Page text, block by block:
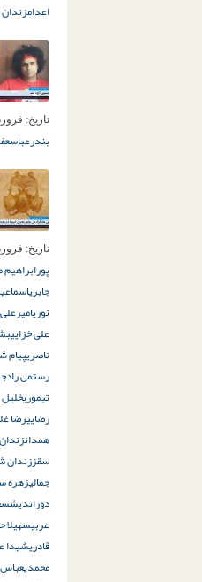
اعدامزندان
تاریخ: فروردین
بندرعباس
تاریخ: فروردین
پورابراهیم
جابری
نوری
علی خزایی
ناصریپیام
رستمی راد
تیموریخلیل
رضاییرضا
همدان
سقززندان
جمالیزهره
دوراندیش
عربیسهیلا
قادریشیدا
محمدی